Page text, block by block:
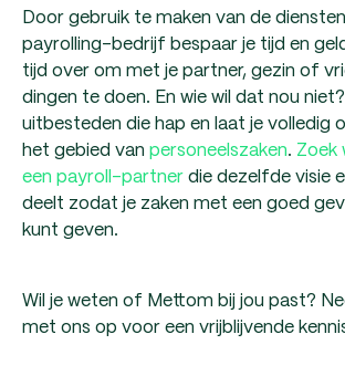
Door gebruik te maken van de
payrolling-bedrijf bespaar je tijd en
tijd over om met je partner, gezin of
dingen te doen. En wie wil dat nou
uitbesteden die hap en laat je volledig
het gebied van personeelszaken. Zoek
een payroll-partnerdie dezelfde visie
deelt zodat je zaken met een goed
kunt geven.
Wil je weten of Mettom bij jou past?
met ons op voor een vrijblijvende